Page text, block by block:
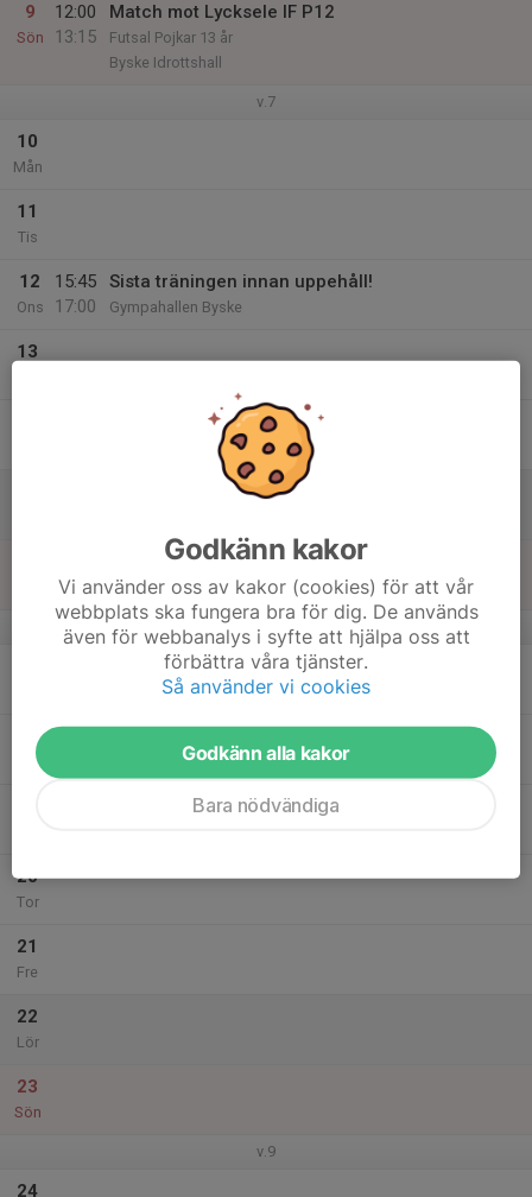
9
Sön
12:00
13:15
Match mot Lycksele IF P12
Futsal Pojkar 13 år
Byske Idrottshall
v.7
10
Mån
11
Tis
12
Ons
15:45
17:00
Sista träningen innan uppehåll!
Gympahallen Byske
13
v.8
Tis
20
Tor
21
Fre
22
Lör
23
Sön
v.9
24
Godkänn kakor
Vi använder oss av kakor (cookies) för att vår
webbplats ska fungera bra för dig. De används
även för webbanalys i syfte att hjälpa oss att
förbättra våra tjänster.
Så använder vi cookies
Godkänn alla kakor
Bara nödvändiga